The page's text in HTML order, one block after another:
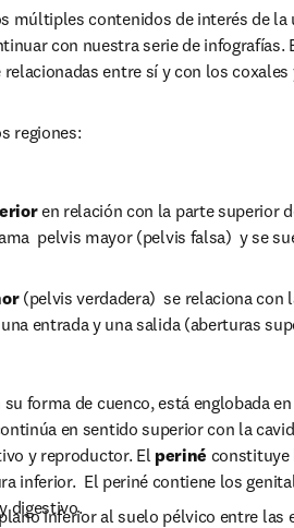
múltiples contenidos de interés de la
new tab/window
con nuestra serie de
relacionadas entre sí y con los
regiones:
en relación con la parte superior
pelvis mayor (pelvis falsa)  y se
(pelvis verdadera)  se relaciona
entrada y una salida (aberturas
su forma de cuenco, está englobada
en sentido superior con la
y reproductor. El periné constituye
inferior.  El periné contiene los
digestivo.inferior al suelo pélvico entre